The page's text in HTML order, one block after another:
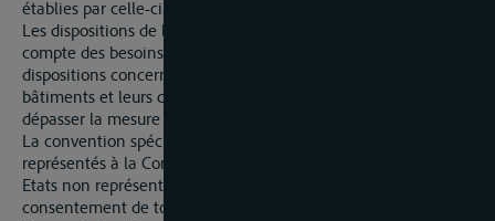
établies par celle-ci.
Les dispositions de la convention spéciale doivent tenir
compte des besoins de la navigation ; notamment, les
dispositions concernant le mode de construction des
bâtiments et leurs dispositifs de clôture ne doivent pas
dépasser la mesure requise dans l’intérêt des douanes.
La convention spéciale sera négociée entre tous les Etats
représentés à la Commission. Après sa mise en vigueur, les
Etats non représentés à la Commission pourront y adhérer du
consentement de tous les Etats signataires.